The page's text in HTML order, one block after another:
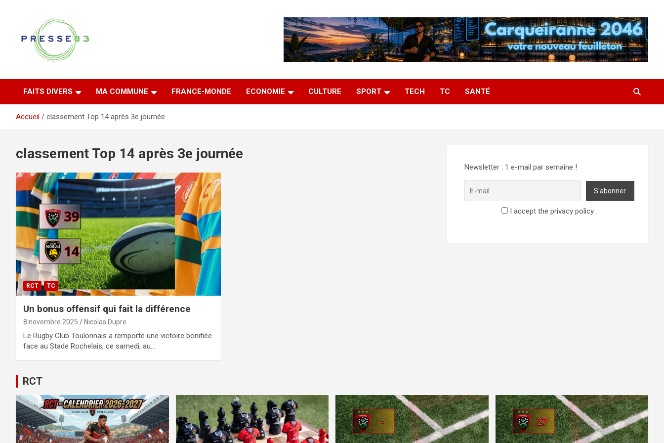
Presse 83
FAITS DIVERS MA COMMUNE FRANCE-MONDE ECONOMIE CULTURE SPORT TECH TC SANTÉ
Accueil classement Top 14 après 3e journée
classement Top 14 après 3e journée
RCT TC
Un bonus offensif qui fait la différence
8 novembre 2025 Nicolas Dupre
Le Rugby Club Toulonnais a remporté une victoire bonifiée
face au Stade Rochelais, ce samedi, au…
Newsletter : 1 e-mail par semaine !
I accept the privacy policy
RCT